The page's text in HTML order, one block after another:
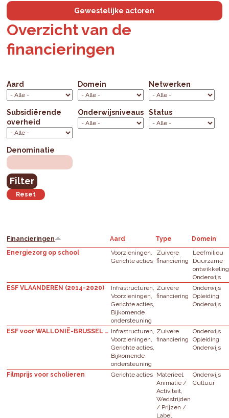
Gewestelijke actoren
Overzicht van de
financieringen
Aard Domein Netwerken
Subsidiërende
overheid
Onderwijsniveaus Status
Denominatie
Financieringen Aard Type
Domein
Energiezorg op school
Voorzieningen,
Gerichte acties
Zuivere
financiering
Leefmilieu
Duurzame
ontwikkeling
Onderwijs
ESF VLAANDEREN (2014-2020)
Infrastructuren,
Voorzieningen,
Gerichte acties,
Bijkomende
ondersteuning
Zuivere
financiering
Onderwijs
Opleiding
Onderwijs
ESF voor WALLONIË-BRUSSEL (2014-2020) Infrastructuren,
Voorzieningen,
Gerichte acties,
Bijkomende
ondersteuning
Zuivere
financiering
Onderwijs
Opleiding
Onderwijs
Filmprijs voor scholieren Gerichte acties Materieel,
Animatie /
Activiteit,
Wedstrijden
/ Prijzen /
Label
Onderwijs
Cultuur